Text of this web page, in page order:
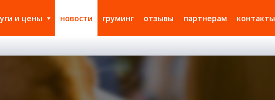
и цены новости груминг отзывы партнерам контакты